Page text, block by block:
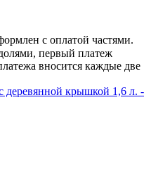
с оплатой частями.
первый платеж
вносится каждые две
деревянной крышкой 1,6 л. -